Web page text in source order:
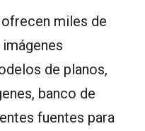
miles de
de planos,
banco de
fuentes para